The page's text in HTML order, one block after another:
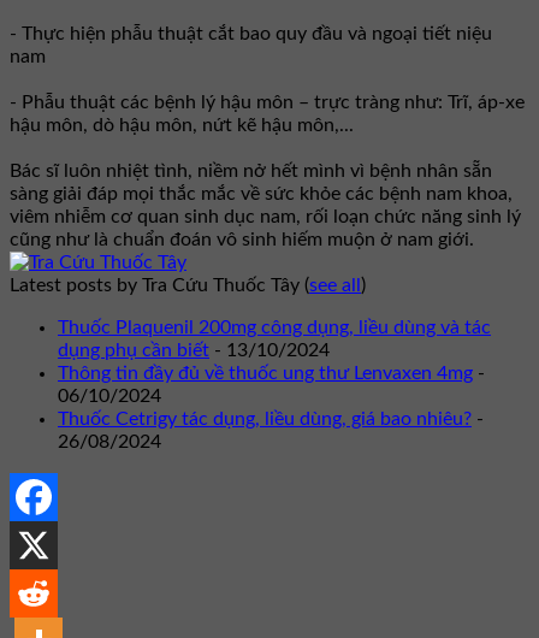
- Thực hiện phẫu thuật cắt bao quy đầu và ngoại tiết niệu
nam
- Phẫu thuật các bệnh lý hậu môn – trực tràng như: Trĩ, áp-xe
hậu môn, dò hậu môn, nứt kẽ hậu môn,...
Bác sĩ luôn nhiệt tình, niềm nở hết mình vì bệnh nhân sẵn
sàng giải đáp mọi thắc mắc về sức khỏe các bệnh nam khoa,
viêm nhiễm cơ quan sinh dục nam, rối loạn chức năng sinh lý
cũng như là chuẩn đoán vô sinh hiếm muộn ở nam giới.
Latest posts by Tra Cứu Thuốc Tây (see all )
Thuốc Plaquenil 200mg công dụng, liều dùng và tác
dụng phụ cần biết - 13/10/2024
Thông tin đầy đủ về thuốc ung thư Lenvaxen 4mg -
06/10/2024
Thuốc Cetrigy tác dụng, liều dùng, giá bao nhiêu? -
26/08/2024